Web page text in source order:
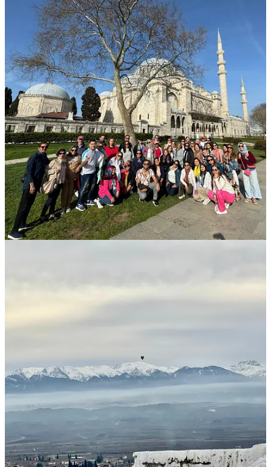
Turquía:
Estambul: Camina por el majestuoso Gran Bazar y admira la
impresionante historia, testigo de imperios y culturas que se
entrelazan.
Capadocia: Explora un paisaje de cuento con sus chimeneas de
hadas y vive la experiencia única de un paseo en globo al amanecer.
Éfeso: Sumérgete en la antigua ciudad grecorromana, hogar del
Templo de Artemisa, una de las Siete Maravillas del Mundo
Antiguo.
Pamukkale: Déjate maravillar por sus terrazas de aguas termales
blancas como la nieve, un fenómeno natural sin igual.
Viajar con Pasha y Cami significa mucho más que un tour: es una
experiencia familiar llena de momentos auténticos y cálidos.
Compartirán sus anécdotas y conocimientos, creando un ambiente
cercano y especial para todos los viajeros.
Reserva Tu Lugar Ahora
Las plazas son limitadas y el año pasado se agotaron rápidamente.
No pierdas la oportunidad de vivir esta experiencia cultural, histórica
y familiar que marcará tu vida.